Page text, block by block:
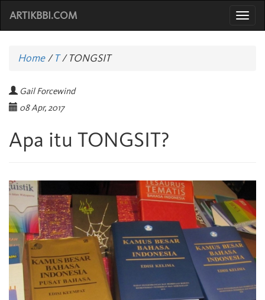
ARTIKBBI.COM
Home/T /TONGSIT
Gail Forcewind
08 Apr, 2017
Apa itu TONGSIT?